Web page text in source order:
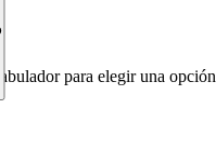
para elegir una opción